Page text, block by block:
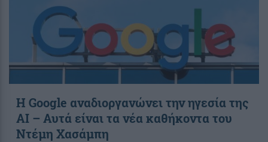
Η Google αναδιοργανώνει την ηγεσία της
AI – Αυτά είναι τα νέα καθήκοντα του
Ντέμη Χασάμπη